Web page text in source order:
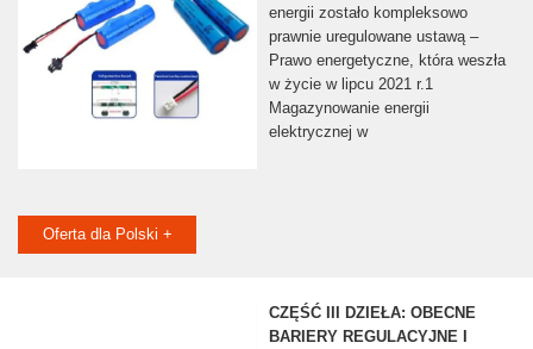
energii zostało kompleksowo
prawnie uregulowane ustawą –
Prawo energetyczne, która weszła
w życie w lipcu 2021 r.1
Magazynowanie energii
elektrycznej w
Oferta dla Polski +
CZĘŚĆ III DZIEŁA: OBECNE
BARIERY REGULACYJNE I